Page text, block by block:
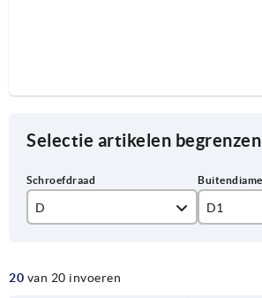
Selectie artikelen begrenzen
D
M6
D1
20 van 20 invoeren